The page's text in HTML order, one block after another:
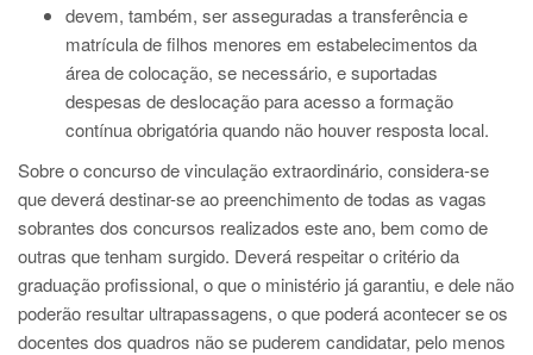
devem, também, ser asseguradas a transferência e
matrícula de filhos menores em estabelecimentos da
área de colocação, se necessário, e suportadas
despesas de deslocação para acesso a formação
contínua obrigatória quando não houver resposta local.
Sobre o concurso de vinculação extraordinário, considera-se
que deverá destinar-se ao preenchimento de todas as vagas
sobrantes dos concursos realizados este ano, bem como de
outras que tenham surgido. Deverá respeitar o critério da
graduação profissional, o que o ministério já garantiu, e dele não
poderão resultar ultrapassagens, o que poderá acontecer se os
docentes dos quadros não se puderem candidatar, pelo menos